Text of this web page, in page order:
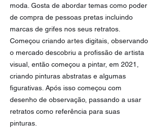
moda. Gosta de abordar temas como poder
de compra de pessoas pretas incluindo
marcas de grifes nos seus retratos.
Começou criando artes digitais, observando
o mercado descobriu a profissão de artista
visual, então começou a pintar, em 2021,
criando pinturas abstratas e algumas
figurativas. Após isso começou com
desenho de observação, passando a usar
retratos como referência para suas
pinturas.